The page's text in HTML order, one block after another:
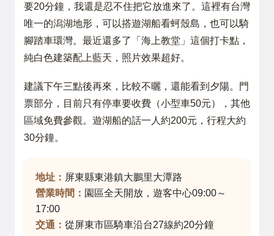
要20分鐘，我還是忍不住把它放進來了。這裡有台灣
唯一的潟湖地形，可以搭遊湖船看蚵殼島，也可以騎
腳踏車環灣。最近還多了「海上教堂」這個打卡點，
純白色建築配上藍天，照片效果超好。
建議下午三點後再來，比較不曬，還能看到夕陽。門
票部分，目前只有停車要收費（小型車50元），其他
區域免費參觀。遊湖船的話一人約200元，行程大約
30分鐘。
地址： 屏東縣東港鎮大鵬里大潭路
營業時間： 園區全天開放，遊客中心09:00～
17:00
交通：從屏東市區騎車沿台27線約20分鐘